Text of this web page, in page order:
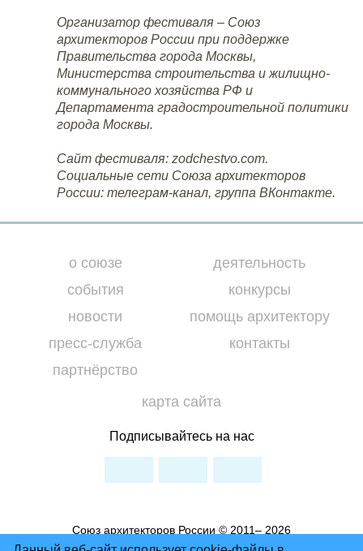
Организатор фестиваля – Союз
архитекторов России при поддержке
Правительства города Москвы,
Министерства строительства и жилищно-
коммунального хозяйства РФ и
Департамента градостроительной политики
города Москвы.
Сайт фестиваля: zodchestvo.com.
Социальные сети Союза архитекторов
России: телеграм-канал, группа ВКонтакте.
о союзе
события
новости
пресс-служба
партнёрство
деятельность
конкурсы
помощь архитектору
контакты
карта сайта
Подписывайтесь на нас
Союз архитекторов России © 2011– 2026
Условия использования материалов сайта